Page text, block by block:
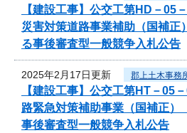
【建設工事】公交工第HD－
災害対策道路事業補助（国補正
る事後審査型一般競争入札公告
2025年2月17日更新 郡上土木事務
【建設工事】公交工第HT－05
路緊急対策補助事業（国補正）
事後審査型一般競争入札公告